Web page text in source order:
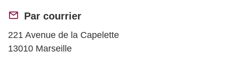
Par courrier
221 Avenue de la Capelette
13010 Marseille